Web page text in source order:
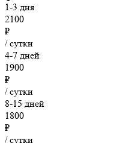
1-3 дня
2100
₽
/ сутки
4-7 дней
1900
₽
/ сутки
8-15 дней
1800
₽
/ сутки